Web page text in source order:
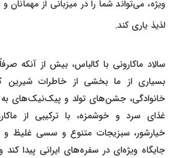
ویژه، می‌تواند شما را در میزبانی از مهمانان و
لذیذ یاری کند.
سالاد ماکارونی با کالباس، بیش از آنکه صرفاً
بسیاری از ما بخشی از خاطرات شیرین
خانوادگی، جشن‌های تولد و پیک‌نیک‌های به
غذای سرد و خوشمزه، با ترکیبی از
خیارشور، سبزیجات متنوع و سسی غلیظ و
جایگاه ویژه‌ای در سفره‌های ایرانی پیدا کند